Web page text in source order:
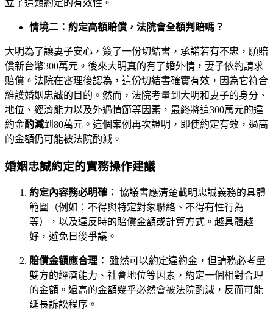
立了這類約定的有效性。
情境二：約定高額賠償，法院會全額判賠嗎？
大明為了讓妻子安心，簽了一份切結書，承諾若有不忠，願賠
償新台幣300萬元。後來大明真的有了婚外情，妻子依約請求
賠償。法院在審理後認為，這份切結書確實有效，因為它符合
維護婚姻忠誠的目的。然而，法院考量到大明和妻子的身分、
地位、經濟能力以及外遇情節等因素，最終將這300萬元的違
約金酌減到80萬元。這個案例再次證明，即使約定有效，過高
的金額仍可能被法院酌減。
婚姻忠誠約定的實務操作建議
約定內容務必明確： 協議書應清楚載明忠誠義務的具體
範圍（例如：不得與特定對象聯絡、不得有性行為
等），以及違反時的賠償金額或計算方式。越具體越
好，避免日後爭議。
賠償金額應合理：
雖然可以約定違約金，但請務必考量
雙方的經濟能力、社會地位等因素，約定一個相對合理
的金額。過高的金額幾乎必然會被法院酌減，反而可能
延長訴訟程序。